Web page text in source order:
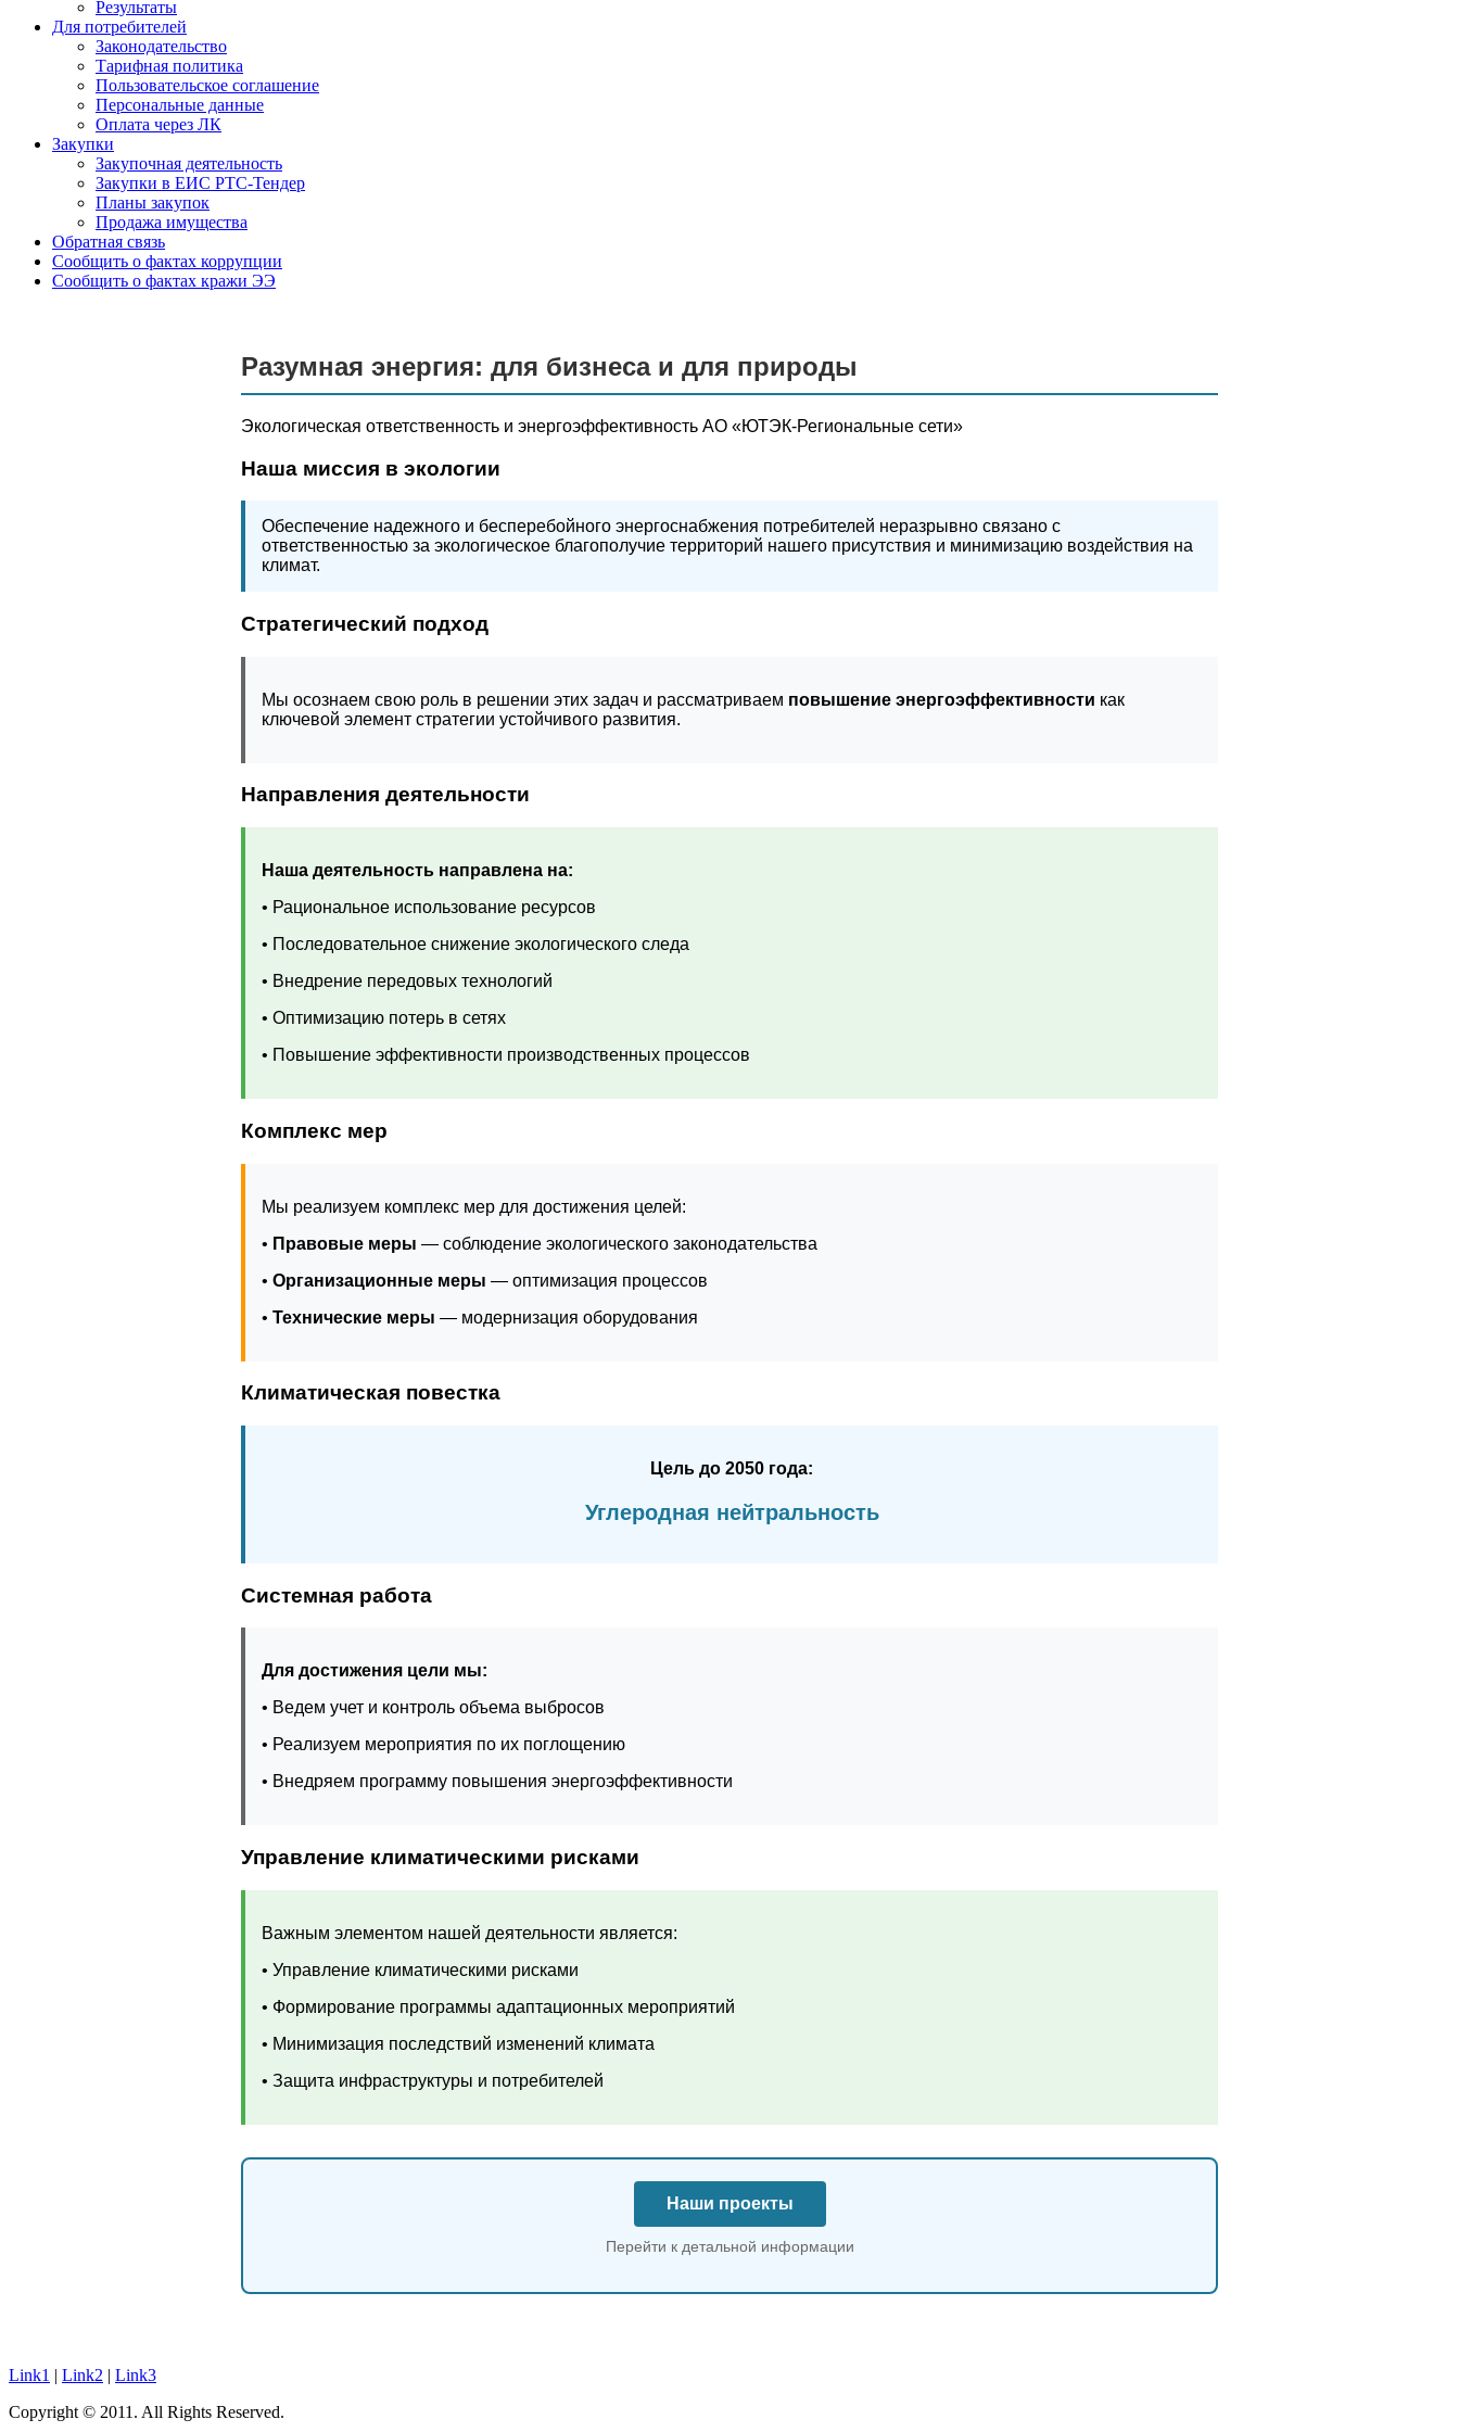
Результаты
Для потребителей
Законодательство
Тарифная политика
Пользовательское соглашение
Персональные данные
Оплата через ЛК
Закупки
Закупочная деятельность
Закупки в ЕИС РТС-Тендер
Планы закупок
Продажа имущества
Обратная связь
Сообщить о фактах коррупции
Сообщить о фактах кражи ЭЭ
Разумная энергия: для бизнеса и для природы
Экологическая ответственность и энергоэффективность АО «ЮТЭК-Региональные сети»
Наша миссия в экологии
Обеспечение надежного и бесперебойного энергоснабжения потребителей неразрывно связано с
ответственностью за экологическое благополучие территорий нашего присутствия и минимизацию воздействия на
климат.
Стратегический подход
Мы осознаем свою роль в решении этих задач и рассматриваем повышение энергоэффективности как
ключевой элемент стратегии устойчивого развития.
Направления деятельности
Наша деятельность направлена на:
• Рациональное использование ресурсов
• Последовательное снижение экологического следа
• Внедрение передовых технологий
• Оптимизацию потерь в сетях
• Повышение эффективности производственных процессов
Комплекс мер
Мы реализуем комплекс мер для достижения целей:
• Правовые меры — соблюдение экологического законодательства
• Организационные меры — оптимизация процессов
• Технические меры — модернизация оборудования
Климатическая повестка
Цель до 2050 года:
Углеродная нейтральность
Системная работа
Для достижения цели мы:
• Ведем учет и контроль объема выбросов
• Реализуем мероприятия по их поглощению
• Внедряем программу повышения энергоэффективности
Управление климатическими рисками
Важным элементом нашей деятельности является:
• Управление климатическими рисками
• Формирование программы адаптационных мероприятий
• Минимизация последствий изменений климата
• Защита инфраструктуры и потребителей
Наши проекты
Перейти к детальной информации
Link1 | Link2 | Link3
Copyright © 2011. All Rights Reserved.